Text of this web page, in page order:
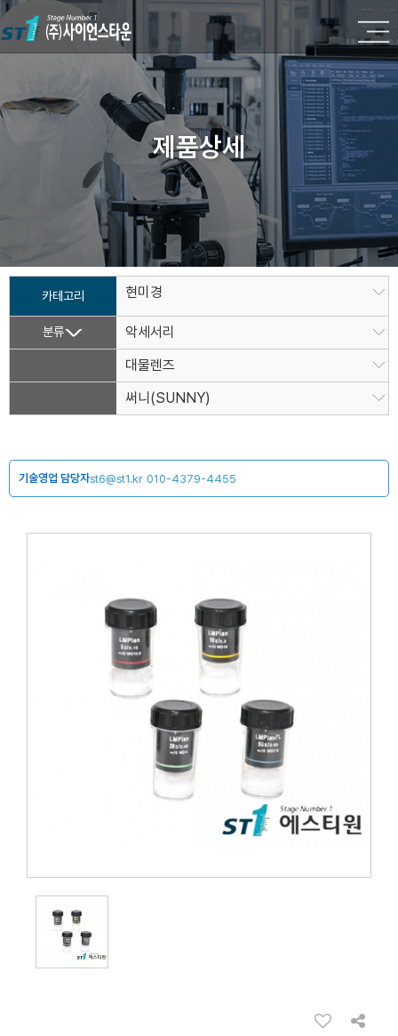
제품상세
카테고리 현미경
분류
악세서리
대물렌즈
써니(SUNNY)
기술영업 담당자st6@st1.kr 010-4379-4455